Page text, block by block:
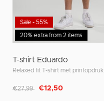
20% extra from 2 items
Sale - 55%
T-shirt Eduardo
Relaxed fit T-shirt met printopdruk
Afgeprijsd van
€27,99 naar
€12,50